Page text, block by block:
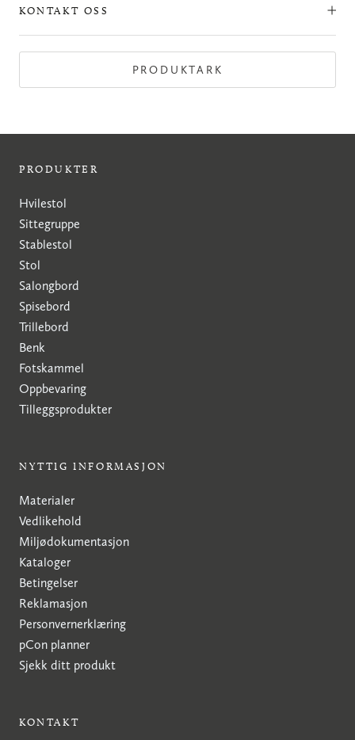
KONTAKT OSS
PRODUKTARK
PRODUKTER
Hvilestol
Sittegruppe
Stablestol
Stol
Salongbord
Spisebord
Trillebord
Benk
Fotskammel
Oppbevaring
Tilleggsprodukter
NYTTIG INFORMASJON
Materialer
Vedlikehold
Miljødokumentasjon
Kataloger
Betingelser
Reklamasjon
Personvernerklæring
pCon planner
Sjekk ditt produkt
KONTAKT